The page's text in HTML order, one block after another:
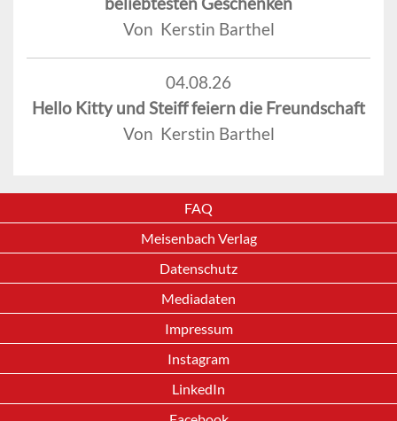
Von Kerstin Barthel
04.08.26
Hello Kitty und Steiff feiern die Freundschaft
Von Kerstin Barthel
FAQ
Meisenbach Verlag
Datenschutz
Mediadaten
Impressum
Instagram
LinkedIn